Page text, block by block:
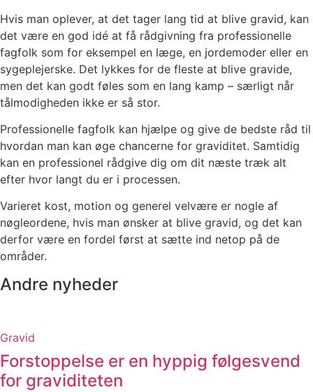
Hvis man oplever, at det tager lang tid at blive gravid, kan
det være en god idé at få rådgivning fra professionelle
fagfolk som for eksempel en læge, en jordemoder eller en
sygeplejerske. Det lykkes for de fleste at blive gravide,
men det kan godt føles som en lang kamp – særligt når
tålmodigheden ikke er så stor.
Professionelle fagfolk kan hjælpe og give de bedste råd til
hvordan man kan øge chancerne for graviditet. Samtidig
kan en professionel rådgive dig om dit næste træk alt
efter hvor langt du er i processen.
Varieret kost, motion og generel velvære er nogle af
nøgleordene, hvis man ønsker at blive gravid, og det kan
derfor være en fordel først at sætte ind netop på de
områder.
Andre nyheder
Gravid
Forstoppelse er en hyppig følgesvend
for graviditeten